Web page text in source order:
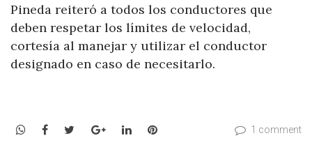
Pineda reiteró a todos los conductores que
deben respetar los límites de velocidad,
cortesía al manejar y utilizar el conductor
designado en caso de necesitarlo.
WhatsApp
Facebook
TwitterGoogle+LinkedInPinterest 1 comment